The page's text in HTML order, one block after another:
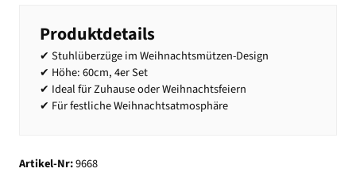
Produktdetails
✔ Stuhlüberzüge im Weihnachtsmützen-Design
✔ Höhe: 60cm, 4er Set
✔ Ideal für Zuhause oder Weihnachtsfeiern
✔ Für festliche Weihnachtsatmosphäre
Artikel-Nr:9668